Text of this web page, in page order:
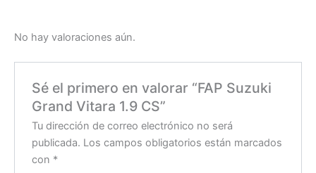
No hay valoraciones aún.
Sé el primero en valorar “FAP Suzuki
Grand Vitara 1.9 CS”
Tu dirección de correo electrónico no será
publicada. Los campos obligatorios están marcados
con *